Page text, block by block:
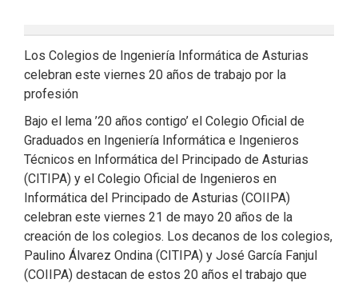
Los Colegios de Ingeniería Informática de Asturias
celebran este viernes 20 años de trabajo por la
profesión
Bajo el lema ’20 años contigo’ el Colegio Oficial de
Graduados en Ingeniería Informática e Ingenieros
Técnicos en Informática del Principado de Asturias
(CITIPA) y el Colegio Oficial de Ingenieros en
Informática del Principado de Asturias (COIIPA)
celebran este viernes 21 de mayo 20 años de la
creación de los colegios. Los decanos de los colegios,
Paulino Álvarez Ondina (CITIPA) y José García Fanjul
(COIIPA) destacan de estos 20 años el trabajo que